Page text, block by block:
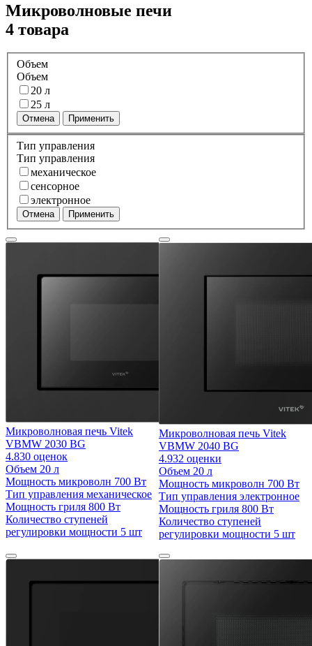
Микроволновые печи
4 товара
Объем
Объем
20 л
25 л
Отмена Применить
Тип управления
Тип управления
механическое
сенсорное
электронное
Отмена Применить
Микроволновая печь Vitek
VBMW 2030 BG
4.830 оценок
Объем 20 л
Мощность микроволн 700 Вт
Тип управления механическое
Мощность гриля 800 Вт
Количество ступеней
регулировки мощности 5 шт
Микроволновая печь Vitek
VBMW 2040 BG
4.932 оценки
Объем 20 л
Мощность микроволн 700 Вт
Тип управления электронное
Мощность гриля 800 Вт
Количество ступеней
регулировки мощности 5 шт